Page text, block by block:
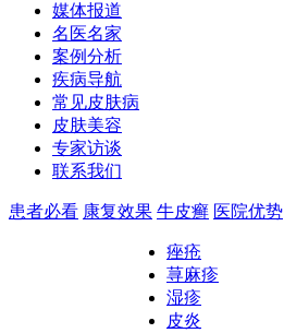
媒体报道
名医名家
案例分析
疾病导航
常见皮肤病
皮肤美容
专家访谈
联系我们
患者必看 康复效果 牛皮癣 医院优势
痤疮
荨麻疹
湿疹
皮炎